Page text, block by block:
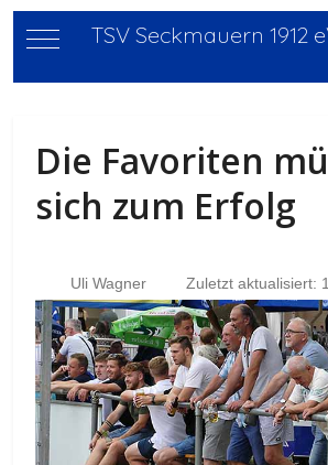
Mobile Menu Toggle
TSV Seckmauern 1912
Die Favoriten
sich zum Erfolg
Uli Wagner Zuletzt aktualisiert: